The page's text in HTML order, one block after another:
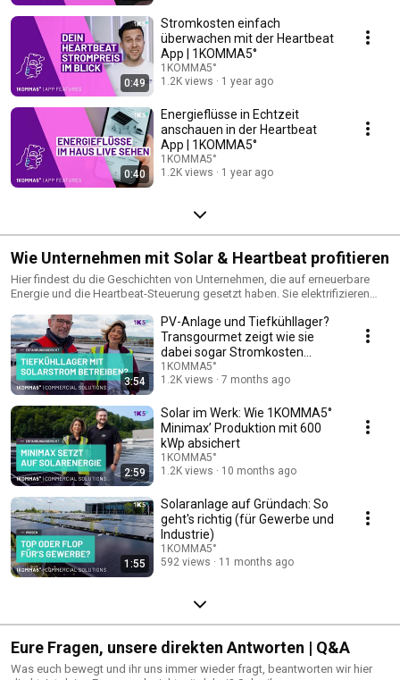
0:49
Stromkosten einfach
überwachen mit der Heartbeat
App | 1KOMMA5°
1KOMMA5°
1.2K views
1 year ago
0:40
Energieflüsse in Echtzeit
anschauen in der Heartbeat
App | 1KOMMA5°
1KOMMA5°
1.2K views
1 year ago
Wie Unternehmen mit Solar & Heartbeat profitieren
Hier findest du die Geschichten von Unternehmen, die auf erneuerbare
Energie und die Heartbeat-Steuerung gesetzt haben. Sie elektrifizieren
Einkaufsmärkten. Erfahre wie Unternehmen durch Solarenergie und
Heartbeat-Steuerung ihre Energiewirtschaft optimieren, einen
Nachhaltigskeits-Beitrag leisten und ihre Firmen zukunftssicher
aufstellen.
3:54
PV-Anlage und Tiefkühllager?
Transgourmet zeigt wie sie
dabei sogar Stromkosten
sparen!
1KOMMA5°
1.2K views
7 months ago
2:59
Solar im Werk: Wie 1KOMMA5°
Minimax’ Produktion mit 600
kWp absichert
1KOMMA5°
1.2K views
10 months ago
1:55
Solaranlage auf Gründach: So
geht's richtig (für Gewerbe und
Industrie)
1KOMMA5°
592 views
11 months ago
Eure Fragen, unsere direkten Antworten | Q&A
Was euch bewegt und ihr uns immer wieder fragt, beantworten wir hier